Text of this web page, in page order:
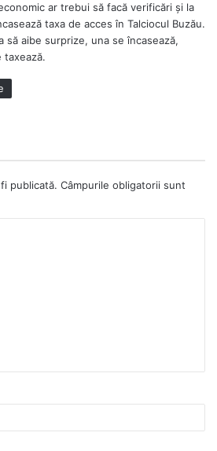
n
e
:
ar trebui să facă verificări și la
taxa de acces în Talciocul Buzău.
să aibe surprize, una se încasează,
taxează.
publicată. Câmpurile obligatorii sunt